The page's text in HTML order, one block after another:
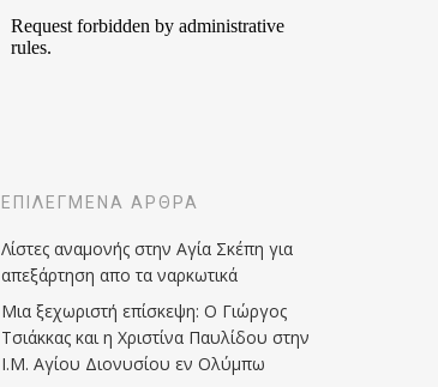
ΕΠΙΛΕΓΜΈΝΑ ΆΡΘΡΑ
Λίστες αναμονής στην Αγία Σκέπη για
απεξάρτηση απο τα ναρκωτικά
Μια ξεχωριστή επίσκεψη: Ο Γιώργος
Τσιάκκας και η Χριστίνα Παυλίδου στην
Ι.Μ. Αγίου Διονυσίου εν Ολύμπω